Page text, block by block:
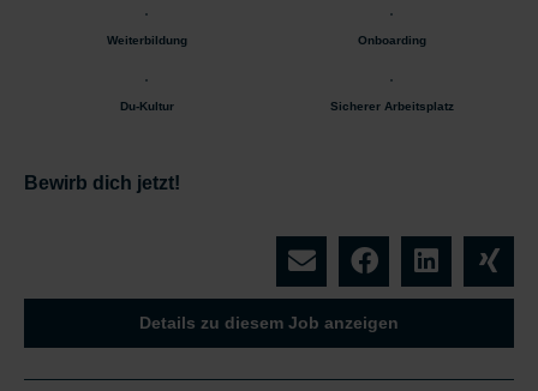
Weiterbildung Onboarding
Du-Kultur Sicherer Arbeitsplatz
Bewirb dich jetzt!
Details zu diesem Job anzeigen